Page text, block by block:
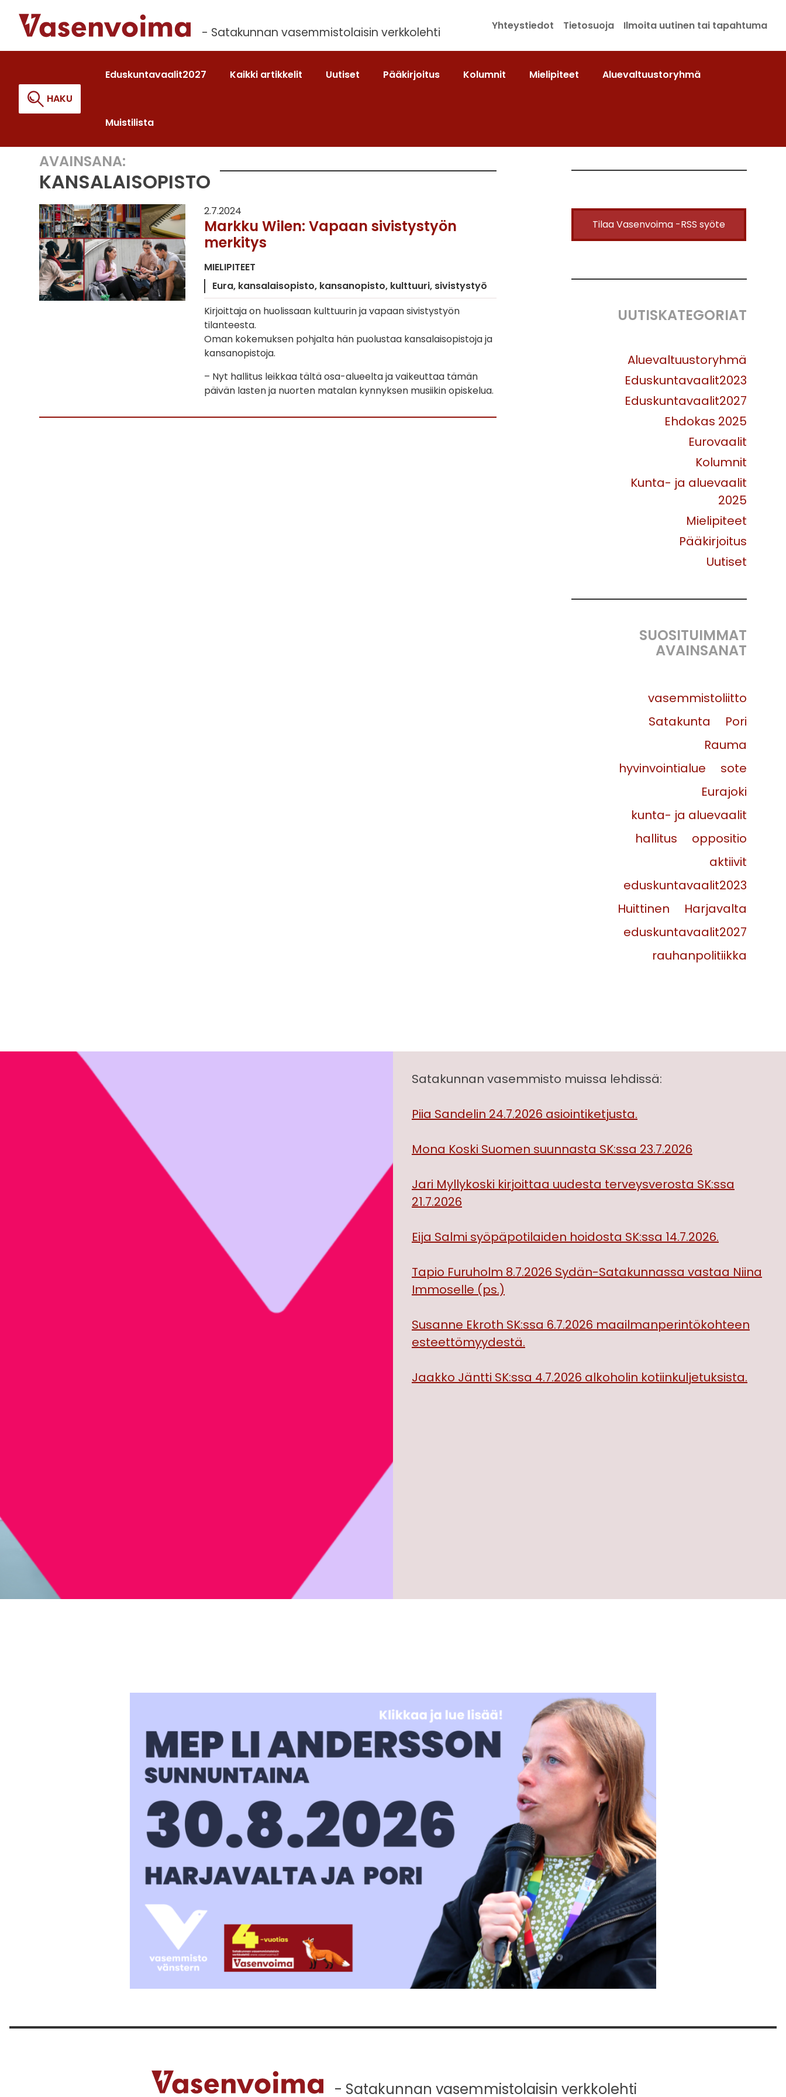
sisältöön
- Satakunnan vasemmistolaisin verkkolehti Yhteystiedot Tietosuoja Ilmoita uutinen tai tapahtuma
HAKU
Eduskuntavaalit2027 Kaikki artikkelit Uutiset Pääkirjoitus Kolumnit Mielipiteet Aluevaltuustoryhmä
Muistilista
Haku:
AVAINSANA:
KANSALAISOPISTO
2.7.2024
Markku Wilen: Vapaan sivistystyön
merkitys
MIELIPITEET
Eura kansalaisopisto kansanopisto kulttuuri sivistystyö
Kirjoittaja on huolissaan kulttuurin ja vapaan sivistystyön
tilanteesta.
Oman kokemuksen pohjalta hän puolustaa kansalaisopistoja ja
kansanopistoja.
– Nyt hallitus leikkaa tältä osa-alueelta ja vaikeuttaa tämän
päivän lasten ja nuorten matalan kynnyksen musiikin opiskelua.
Tilaa Vasenvoima -RSS syöte
UUTISKATEGORIAT
Aluevaltuustoryhmä
Eduskuntavaalit2023
Eduskuntavaalit2027
Ehdokas 2025
Eurovaalit
Kolumnit
Kunta- ja aluevaalit
2025
Mielipiteet
Pääkirjoitus
Uutiset
SUOSITUIMMAT
AVAINSANAT
vasemmistoliitto
Satakunta
Pori
Rauma
hyvinvointialue
sote
Eurajoki
kunta- ja aluevaalit
hallitus
oppositio
aktiivit
eduskuntavaalit2023
Huittinen
Harjavalta
eduskuntavaalit2027
rauhanpolitiikka
Satakunnan vasemmisto muissa lehdissä:
Piia Sandelin 24.7.2026 asiointiketjusta.
Mona Koski Suomen suunnasta SK:ssa 23.7.2026
Jari Myllykoski kirjoittaa uudesta terveysverosta SK:ssa
21.7.2026
Eija Salmi syöpäpotilaiden hoidosta SK:ssa 14.7.2026.
Tapio Furuholm 8.7.2026 Sydän-Satakunnassa vastaa Niina
Immoselle (ps.)
Susanne Ekroth SK:ssa 6.7.2026 maailmanperintökohteen
esteettömyydestä.
Jaakko Jäntti SK:ssa 4.7.2026 alkoholin kotiinkuljetuksista.
- Satakunnan vasemmistolaisin verkkolehti